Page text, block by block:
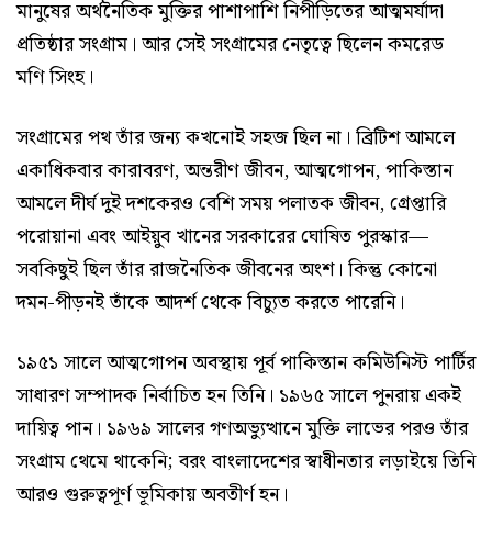
মানুষের অর্থনৈতিক মুক্তির পাশাপাশি নিপীড়িতের আত্মমর্যাদা
প্রতিষ্ঠার সংগ্রাম। আর সেই সংগ্রামের নেতৃত্বে ছিলেন কমরেড
মণি সিংহ।
সংগ্রামের পথ তাঁর জন্য কখনোই সহজ ছিল না। ব্রিটিশ আমলে
একাধিকবার কারাবরণ, অন্তরীণ জীবন, আত্মগোপন, পাকিস্তান
আমলে দীর্ঘ দুই দশকেরও বেশি সময় পলাতক জীবন, গ্রেপ্তারি
পরোয়ানা এবং আইয়ুব খানের সরকারের ঘোষিত পুরস্কার—
সবকিছুই ছিল তাঁর রাজনৈতিক জীবনের অংশ। কিন্তু কোনো
দমন-পীড়নই তাঁকে আদর্শ থেকে বিচ্যুত করতে পারেনি।
১৯৫১ সালে আত্মগোপন অবস্থায় পূর্ব পাকিস্তান কমিউনিস্ট পার্টির
সাধারণ সম্পাদক নির্বাচিত হন তিনি। ১৯৬৫ সালে পুনরায় একই
দায়িত্ব পান। ১৯৬৯ সালের গণঅভ্যুত্থানে মুক্তি লাভের পরও তাঁর
সংগ্রাম থেমে থাকেনি; বরং বাংলাদেশের স্বাধীনতার লড়াইয়ে তিনি
আরও গুরুত্বপূর্ণ ভূমিকায় অবতীর্ণ হন।